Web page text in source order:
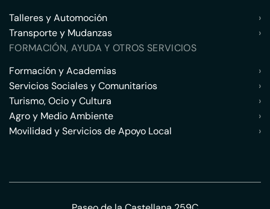
Talleres y Automoción
›
Transporte y Mudanzas
›
FORMACIÓN, AYUDA Y OTROS SERVICIOS
Formación y Academias
›
Servicios Sociales y Comunitarios
›
Turismo, Ocio y Cultura
›
Agro y Medio Ambiente
›
Movilidad y Servicios de Apoyo Local
›